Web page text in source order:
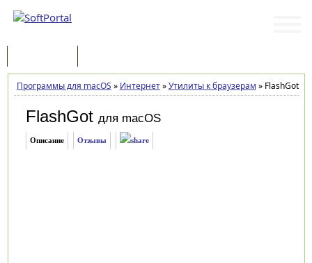
Программы для macOS » Интернет»Утилиты к браузерам »FlashGot
FlashGot для macOS
Описание Отзывы